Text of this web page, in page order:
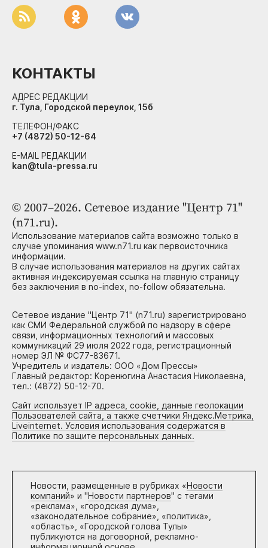
© 2007–2026. Сетевое издание "Центр 71"
(n71.ru).
Использование материалов сайта возможно только в
случае упоминания www.n71.ru как первоисточника
информации.
В случае использования материалов на других сайтах
активная индексируемая ссылка на главную страницу
без заключения в no-index, no-follow обязательна.
Сетевое издание "Центр 71" (n71.ru) зарегистрировано
как СМИ Федеральной службой по надзору в сфере
связи, информационных технологий и массовых
коммуникаций 29 июля 2022 года, регистрационный
номер ЭЛ № ФС77-83671.
Учредитель и издатель: ООО «Дом Прессы»
Главный редактор: Коренюгина Анастасия Николаевна,
тел.: (4872) 50-12-70.
Сайт использует IP адреса, cookie, данные геолокации
Пользователей сайта, а также счетчики Яндекс.Метрика,
Liveinternet. Условия использования содержатся в
Политике по защите персональных данных.
Новости, размещенные в рубриках «Новости
компаний» и "Новости партнеров" с тегами
«реклама», «городская дума»,
«законодательное собрание», «политика»,
«область», «Городской голова Тулы»
публикуются на договорной, рекламно-
КОНТАКТЫ
АДРЕС РЕДАКЦИИ
г. Тула, Городской переулок, 15б
ТЕЛЕФОН/ФАКС
+7 (4872) 50-12-64
E-MAIL РЕДАКЦИИ
kan@tula-pressa.ru